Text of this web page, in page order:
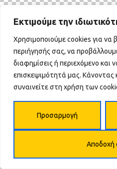
Εκτιμούμε την
Χρησιμοποιούμε cookies για να
περιήγησής σας, να
διαφημίσεις ή περιεχόμενο και
επισκεψιμότητά μας. Κάνοντας
συναινείτε στη χρήση των
Προσαρμογή
Αποδοχή